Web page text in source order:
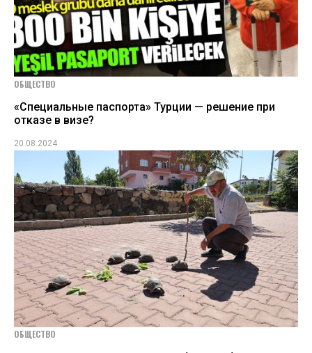
ОБЩЕСТВО
«Специальные паспорта» Турции — решение при
отказе в визе?
20.08.2024
ОБЩЕСТВО